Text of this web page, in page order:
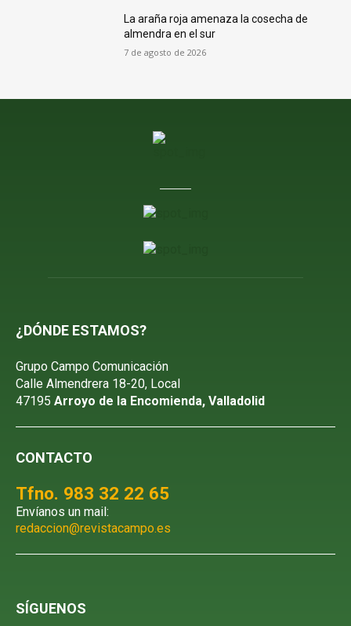
La araña roja amenaza la cosecha de
almendra en el sur
7 de agosto de 2026
¿DÓNDE ESTAMOS?
Grupo Campo Comunicación
Calle Almendrera 18-20, Local
47195 Arroyo de la Encomienda, Valladolid
CONTACTO
Tfno. 983 32 22 65
Envíanos un mail:
redaccion@revistacampo.es
SÍGUENOS